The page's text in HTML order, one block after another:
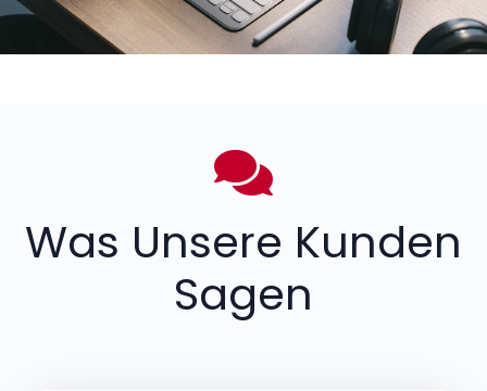
Was Unsere Kunden
Sagen